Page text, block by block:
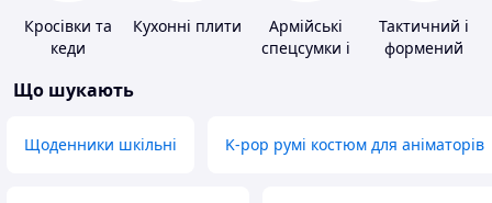
Кросівки та
кеди
Кухонні плити
Армійські
спецсумки і
Тактичний і
формений
Що шукають
Щоденники шкільні K-pop румі костюм для аніматорів